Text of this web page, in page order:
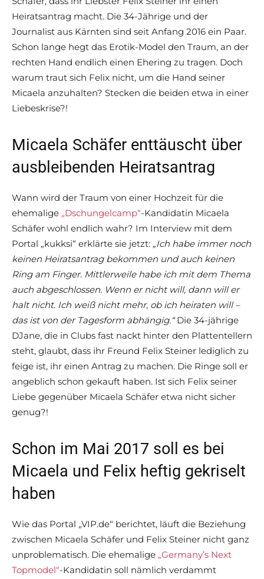
Heiratsantrag macht. Die 34-Jährige und der
Journalist aus Kärnten sind seit Anfang 2016 ein Paar.
Schon lange hegt das Erotik-Model den Traum, an der
rechten Hand endlich einen Ehering zu tragen. Doch
warum traut sich Felix nicht, um die Hand seiner
Micaela anzuhalten? Stecken die beiden etwa in einer
Liebeskrise?!
Micaela Schäfer enttäuscht über
ausbleibenden Heiratsantrag
Wann wird der Traum von einer Hochzeit für die
ehemalige „Dschungelcamp“-Kandidatin Micaela
Schäfer wohl endlich wahr? Im Interview mit dem
Portal „kukksi“ erklärte sie jetzt: „Ich habe immer noch
keinen Heiratsantrag bekommen und auch keinen
Ring am Finger. Mittlerweile habe ich mit dem Thema
auch abgeschlossen. Wenn er nicht will, dann will er
halt nicht. Ich weiß nicht mehr, ob ich heiraten will –
das ist von der Tagesform abhängig.“Die 34-jährige
DJane, die in Clubs fast nackt hinter den Plattentellern
steht, glaubt, dass ihr Freund Felix Steiner lediglich zu
feige ist, ihr einen Antrag zu machen. Die Ringe soll er
angeblich schon gekauft haben. Ist sich Felix seiner
Liebe gegenüber Micaela Schäfer etwa nicht sicher
genug?!
Schon im Mai 2017 soll es bei
Micaela und Felix heftig gekriselt
haben
Wie das Portal „VIP.de“ berichtet, läuft die Beziehung
zwischen Micaela Schäfer und Felix Steiner nicht ganz
unproblematisch. Die ehemalige „Germany’s Next
Topmodel“-Kandidatin soll nämlich verdammt